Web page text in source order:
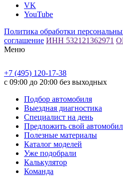
VK
YouTube
Политика обработки
соглашение ИНН 532121362971
Меню
+7 (495) 120-17-38
с 09:00 до 20:00 без выходных
Подбор автомобиля
Выездная диагностика
Специалист на день
Предложить свой
Полезные материалы
Каталог моделей
Уже подобрали
Калькулятор
Команда